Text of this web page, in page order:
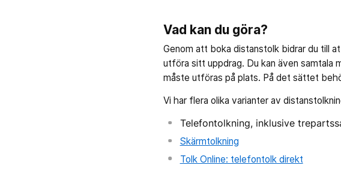
Vad kan du göra?
Genom att boka distanstolk bidrar du till
utföra sitt uppdrag. Du kan även samtala
måste utföras på plats. På det sättet
Vi har flera olika varianter av
Telefontolkning, inklusive
Skärmtolkning
Tolk Online: telefontolk direkt